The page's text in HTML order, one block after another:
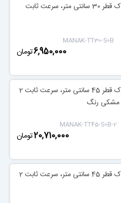
میز گردان ماناک قطر 30 سانتی متر، سرعت ثابت
MANAK-TT30-S0B
‎6,950,000تومان
میز گردان ماناک قطر 45 سانتی متر، سرعت ثابت 2
مشکی رنگ
MANAK-TT45-S0B-2
‎20,710,000تومان
میز گردان ماناک قطر 45 سانتی متر، سرعت ثابت 2